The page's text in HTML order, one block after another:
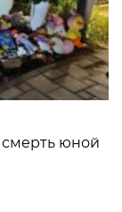
смерть юной